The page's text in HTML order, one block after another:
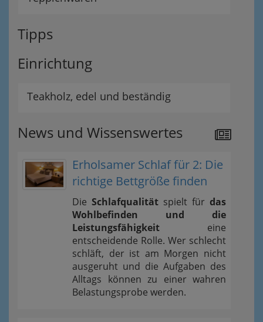
Tipps
Einrichtung
Teakholz, edel und beständig
News und Wissenswertes
Erholsamer Schlaf für 2: Die
richtige Bettgröße finden
Die Schlafqualität spielt für das
Wohlbefinden und die
Leistungsfähigkeit eine
entscheidende Rolle. Wer schlecht
schläft, der ist am Morgen nicht
ausgeruht und die Aufgaben des
Alltags können zu einer wahren
Belastungsprobe werden.